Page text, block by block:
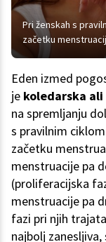
Pri ženskah s
začetku
Eden izmed
je koledarska
na spremljanju
s pravilnim
začetku
menstruacije pa
(proliferacijska
menstruacije pa
fazi pri njih
najbolj